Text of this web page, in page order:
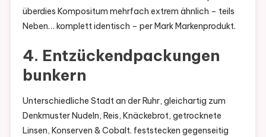
überdies Kompositum mehrfach extrem ähnlich – teils
Neben… komplett identisch – per Mark Markenprodukt.
4. Entzückendpackungen
bunkern
Unterschiedliche Stadt an der Ruhr, gleichartig zum
Denkmuster Nudeln, Reis, Knäckebrot, getrocknete
Linsen, Konserven & Cobalt. feststecken gegenseitig